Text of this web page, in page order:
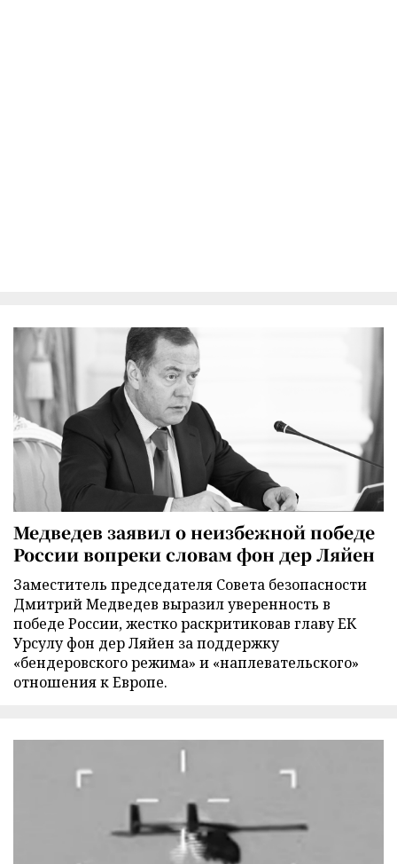
Медведев заявил о неизбежной победе
России вопреки словам фон дер Ляйен
Заместитель председателя Совета безопасности
Дмитрий Медведев выразил уверенность в
победе России, жестко раскритиковав главу ЕК
Урсулу фон дер Ляйен за поддержку
«бендеровского режима» и «наплевательского»
отношения к Европе.